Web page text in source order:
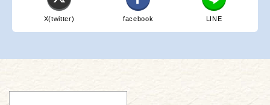
X(twitter) facebook LINE